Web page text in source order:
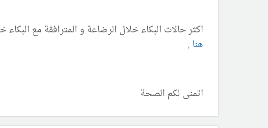
اكثر حالات البكاء خلال الرضاعة و المترافقة مع
هنا ,
اتمنى لكم الصحة